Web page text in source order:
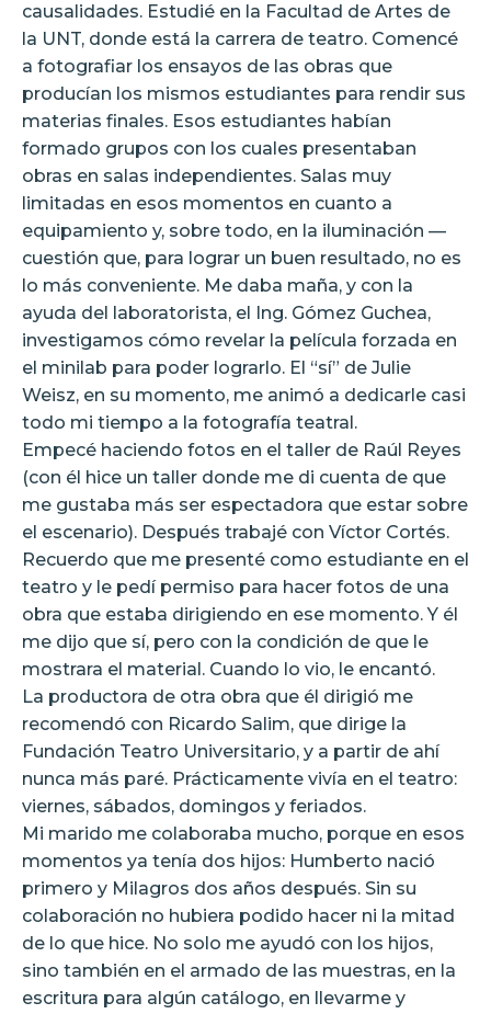
causalidades. Estudié en la Facultad de Artes de
la UNT, donde está la carrera de teatro. Comencé
a fotografiar los ensayos de las obras que
producían los mismos estudiantes para rendir sus
materias finales. Esos estudiantes habían
formado grupos con los cuales presentaban
obras en salas independientes. Salas muy
limitadas en esos momentos en cuanto a
equipamiento y, sobre todo, en la iluminación —
cuestión que, para lograr un buen resultado, no es
lo más conveniente. Me daba maña, y con la
ayuda del laboratorista, el Ing. Gómez Guchea,
investigamos cómo revelar la película forzada en
el minilab para poder lograrlo. El “sí” de Julie
Weisz, en su momento, me animó a dedicarle casi
todo mi tiempo a la fotografía teatral.
Empecé haciendo fotos en el taller de Raúl Reyes
(con él hice un taller donde me di cuenta de que
me gustaba más ser espectadora que estar sobre
el escenario). Después trabajé con Víctor Cortés.
Recuerdo que me presenté como estudiante en el
teatro y le pedí permiso para hacer fotos de una
obra que estaba dirigiendo en ese momento. Y él
me dijo que sí, pero con la condición de que le
mostrara el material. Cuando lo vio, le encantó.
La productora de otra obra que él dirigió me
recomendó con Ricardo Salim, que dirige la
Fundación Teatro Universitario, y a partir de ahí
nunca más paré. Prácticamente vivía en el teatro:
viernes, sábados, domingos y feriados.
Mi marido me colaboraba mucho, porque en esos
momentos ya tenía dos hijos: Humberto nació
primero y Milagros dos años después. Sin su
colaboración no hubiera podido hacer ni la mitad
de lo que hice. No solo me ayudó con los hijos,
sino también en el armado de las muestras, en la
escritura para algún catálogo, en llevarme y